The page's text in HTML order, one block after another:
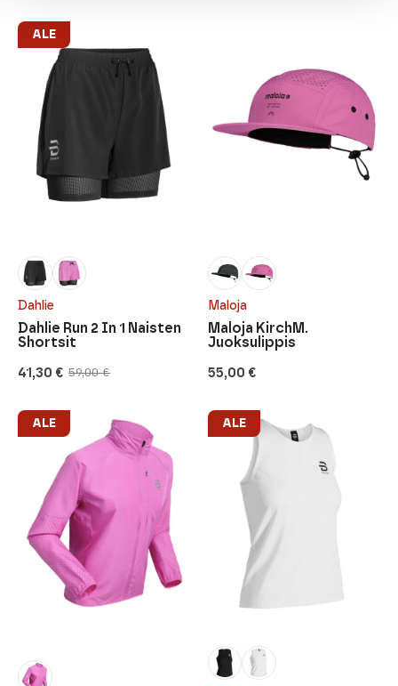
Dahlie
59,00€
Alkuperäinen
oli:
59,00 €.
41,30 €
Nykyinen
on:
41,30 €.
ALE
Dahlie Run 2 In 1 Naisten
Shortsit
Maloja
55,00 €
Maloja KirchM.
Juoksulippis
ALE ALE